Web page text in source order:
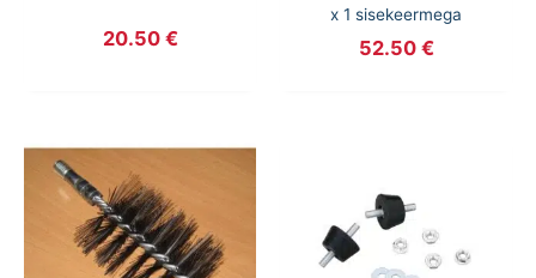
20.50 €
x 1 sisekeermega
52.50 €